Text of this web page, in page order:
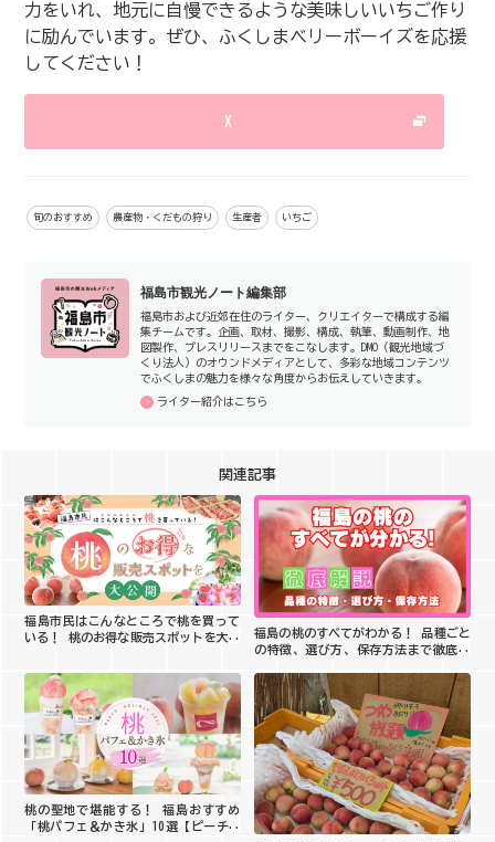
力をいれ、地元に自慢できるような美味しいいちご作り
に励んでいます。ぜひ、ふくしまベリーボーイズを応援
してください！
X
旬のおすすめ 農産物・くだもの狩り 生産者 いちご
福島市観光ノート編集部
福島市および近郊在住のライター、クリエイターで構成する編
集チームです。企画、取材、撮影、構成、執筆、動画制作、地
図製作、プレスリリースまでをこなします。DMO（観光地域づ
くり法人）のオウンドメディアとして、多彩な地域コンテンツ
でふくしまの魅力を様々な角度からお伝えしていきます。
ライター紹介はこちら
関連記事
福島市民はこんなところで桃を買って
いる！ 桃のお得な販売スポットを大公
福島の桃のすべてがわかる！ 品種ごと
の特徴、選び方、保存方法まで徹底解
桃の聖地で堪能する！ 福島おすすめ
「桃パフェ＆かき氷」10選【ピーチホ